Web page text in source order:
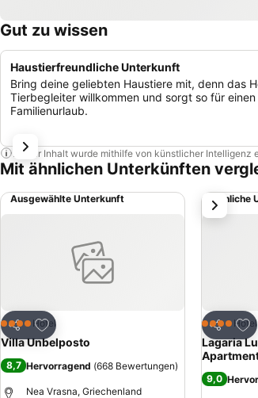
Gut zu wissen
Haustierfreundliche Unterkunft
Bring deine geliebten Haustiere mit, denn das
Tierbegleiter willkommen und sorgt so für
Familienurlaub.
Dieser Inhalt wurde mithilfe von künstlicher
Mit ähnlichen Unterkünften
Ausgewählte Unterkunft
Teilen
Zu Favoriten hinzufügen
4 SterneHotel
Villa Unbelposto
8,7 Hervorragend (668 Bewertungen)
Nea Vrasna, Griechenland
Ähnliche
Teilen
Zu
4 SterneHotel
Lagaria
9,0
weiter